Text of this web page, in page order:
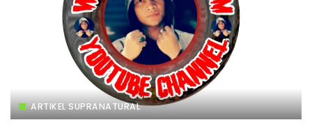
ARTIKEL SUPRANATURAL